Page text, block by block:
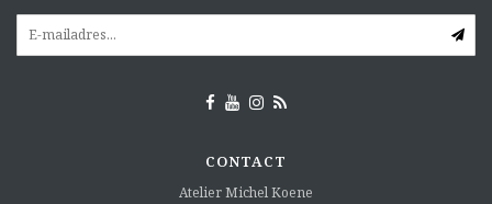
CONTACT
Atelier Michel Koene